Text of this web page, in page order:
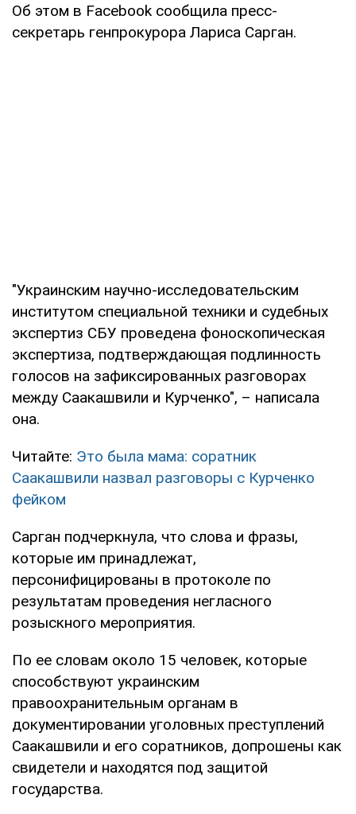
Об этом в Facebook сообщила пресс-
секретарь генпрокурора Лариса Сарган.
"Украинским научно-исследовательским
институтом специальной техники и судебных
экспертиз СБУ проведена фоноскопическая
экспертиза, подтверждающая подлинность
голосов на зафиксированных разговорах
между Саакашвили и Курченко", – написала
она.
Читайте: Это была мама: соратник
Саакашвили назвал разговоры с Курченко
фейком
Сарган подчеркнула, что слова и фразы,
которые им принадлежат,
персонифицированы в протоколе по
результатам проведения негласного
розыскного мероприятия.
По ее словам около 15 человек, которые
способствуют украинским
правоохранительным органам в
документировании уголовных преступлений
Саакашвили и его соратников, допрошены как
свидетели и находятся под защитой
государства.